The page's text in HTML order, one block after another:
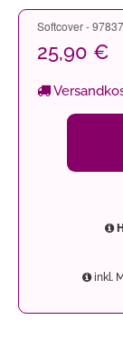
Softcover -
25,90 €
inkl.